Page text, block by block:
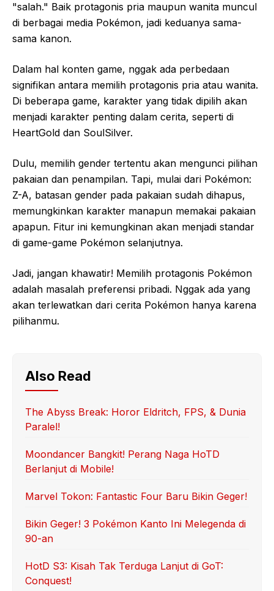
"salah." Baik protagonis pria maupun wanita muncul
di berbagai media Pokémon, jadi keduanya sama-
sama kanon.
Dalam hal konten game, nggak ada perbedaan
signifikan antara memilih protagonis pria atau wanita.
Di beberapa game, karakter yang tidak dipilih akan
menjadi karakter penting dalam cerita, seperti di
HeartGold dan SoulSilver.
Dulu, memilih gender tertentu akan mengunci pilihan
pakaian dan penampilan. Tapi, mulai dari Pokémon:
Z-A, batasan gender pada pakaian sudah dihapus,
memungkinkan karakter manapun memakai pakaian
apapun. Fitur ini kemungkinan akan menjadi standar
di game-game Pokémon selanjutnya.
Jadi, jangan khawatir! Memilih protagonis Pokémon
adalah masalah preferensi pribadi. Nggak ada yang
akan terlewatkan dari cerita Pokémon hanya karena
pilihanmu.
Also Read
The Abyss Break: Horor Eldritch, FPS, & Dunia
Paralel!
Moondancer Bangkit! Perang Naga HoTD
Berlanjut di Mobile!
Marvel Tokon: Fantastic Four Baru Bikin Geger!
Bikin Geger! 3 Pokémon Kanto Ini Melegenda di
90-an
HotD S3: Kisah Tak Terduga Lanjut di GoT:
Conquest!